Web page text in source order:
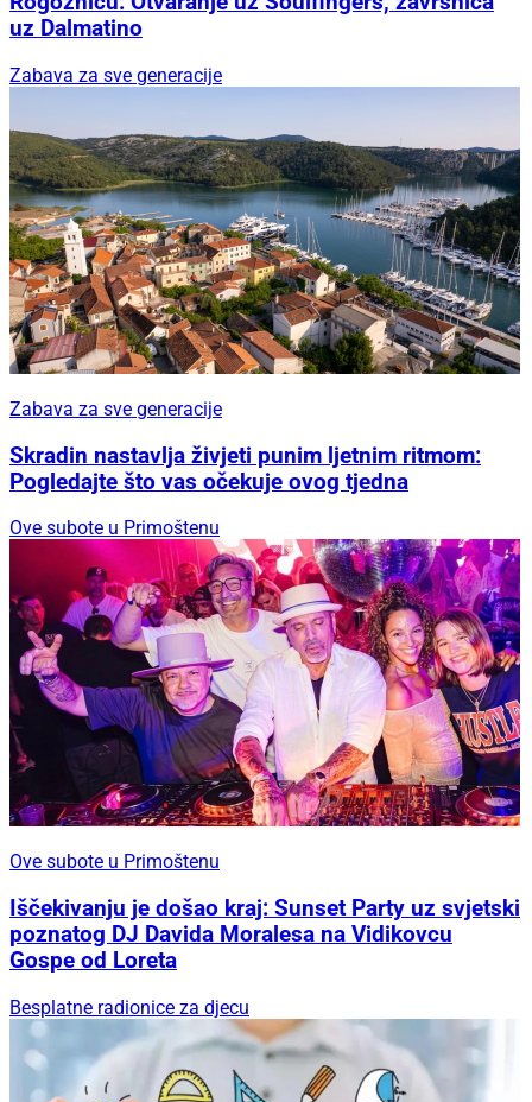
uz Dalmatino
Zabava za sve generacije
Zabava za sve generacije
Skradin nastavlja živjeti punim ljetnim ritmom:
Pogledajte što vas očekuje ovog tjedna
Ove subote u Primoštenu
Ove subote u Primoštenu
Iščekivanju je došao kraj: Sunset Party uz svjetski
poznatog DJ Davida Moralesa na Vidikovcu
Gospe od Loreta
Besplatne radionice za djecu